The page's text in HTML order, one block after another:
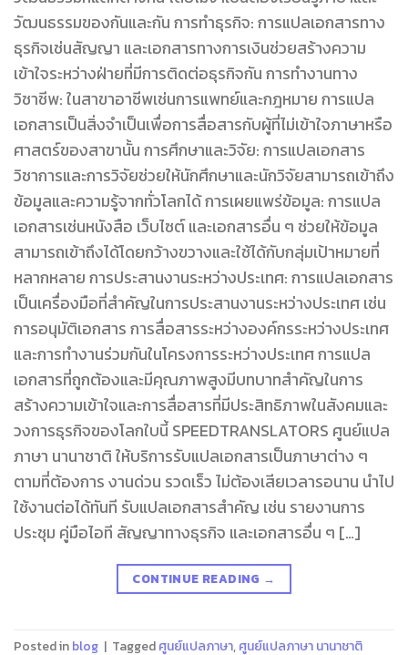
วัฒนธรรมของกันและกัน การทำธุรกิจ: การแปลเอกสารทาง
ธุรกิจเช่นสัญญา และเอกสารทางการเงินช่วยสร้างความ
เข้าใจระหว่างฝ่ายที่มีการติดต่อธุรกิจกัน การทำงานทาง
วิชาชีพ: ในสาขาอาชีพเช่นการแพทย์และกฎหมาย การแปล
เอกสารเป็นสิ่งจำเป็นเพื่อการสื่อสารกับผู้ที่ไม่เข้าใจภาษาหรือ
ศาสตร์ของสาขานั้น การศึกษาและวิจัย: การแปลเอกสาร
วิชาการและการวิจัยช่วยให้นักศึกษาและนักวิจัยสามารถเข้าถึง
ข้อมูลและความรู้จากทั่วโลกได้ การเผยแพร่ข้อมูล: การแปล
เอกสารเช่นหนังสือ เว็บไซต์ และเอกสารอื่น ๆ ช่วยให้ข้อมูล
สามารถเข้าถึงได้โดยกว้างขวางและใช้ได้กับกลุ่มเป้าหมายที่
หลากหลาย การประสานงานระหว่างประเทศ: การแปลเอกสาร
เป็นเครื่องมือที่สำคัญในการประสานงานระหว่างประเทศ เช่น
การอนุมัติเอกสาร การสื่อสารระหว่างองค์กรระหว่างประเทศ
และการทำงานร่วมกันในโครงการระหว่างประเทศ การแปล
เอกสารที่ถูกต้องและมีคุณภาพสูงมีบทบาทสำคัญในการ
สร้างความเข้าใจและการสื่อสารที่มีประสิทธิภาพในสังคมและ
วงการธุรกิจของโลกใบนี้ SPEEDTRANSLATORS ศูนย์แปล
ภาษา นานาชาติ ให้บริการรับแปลเอกสารเป็นภาษาต่าง ๆ
ตามที่ต้องการ งานด่วน รวดเร็ว ไม่ต้องเสียเวลารอนาน นำไป
ใช้งานต่อได้ทันที รับแปลเอกสารสำคัญ เช่น รายงานการ
ประชุม คู่มือไอที สัญญาทางธุรกิจ และเอกสารอื่น ๆ […]
CONTINUE READING →
Posted inblog | Taggedศูนย์แปลภาษา,ศูนย์แปลภาษา นานาชาติ